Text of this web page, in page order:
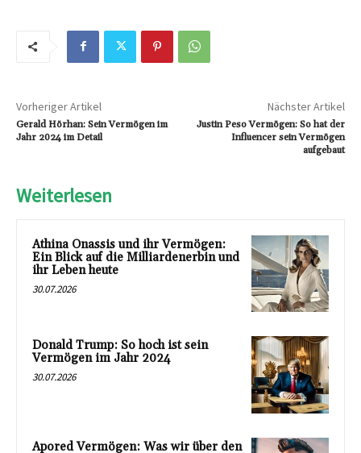
Vorheriger Artikel
Gerald Hörhan: Sein Vermögen im
Jahr 2024 im Detail
Nächster Artikel
Justin Peso Vermögen: So hat der
Influencer sein Vermögen
aufgebaut
Weiterlesen
Athina Onassis und ihr Vermögen:
Ein Blick auf die Milliardenerbin und
ihr Leben heute
30.07.2026
Donald Trump: So hoch ist sein
Vermögen im Jahr 2024
30.07.2026
Apored Vermögen: Was wir über den